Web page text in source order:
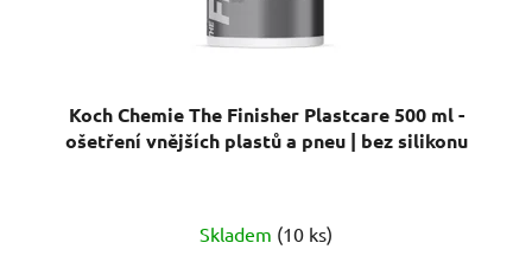
Koch Chemie The Finisher Plastcare 500 ml -
ošetření vnějších plastů a pneu | bez silikonu
Skladem (10 ks)